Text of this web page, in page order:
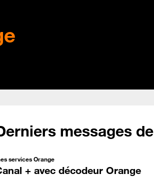
messages
services Orange
+ avec décodeur Orange